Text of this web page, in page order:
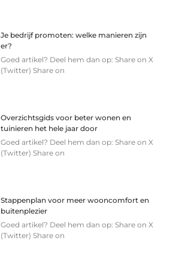
Je bedrijf promoten: welke manieren zijn
er?
Goed artikel? Deel hem dan op: Share on X
(Twitter) Share on
Overzichtsgids voor beter wonen en
tuinieren het hele jaar door
Goed artikel? Deel hem dan op: Share on X
(Twitter) Share on
Stappenplan voor meer wooncomfort en
buitenplezier
Goed artikel? Deel hem dan op: Share on X
(Twitter) Share on